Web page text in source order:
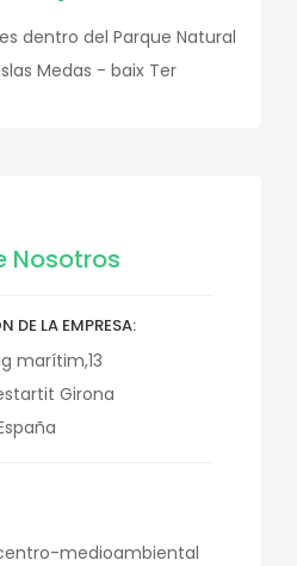
dentro del Parque Natural
Medas - baix Ter
Nosotros
DE LA EMPRESA
marítim,13
Girona
medioambiental